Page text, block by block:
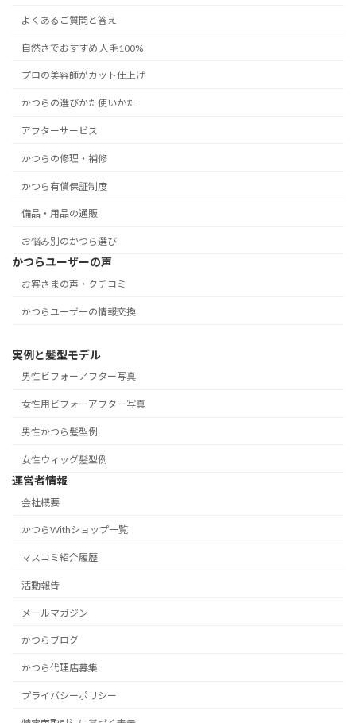
よくあるご質問と答え
自然さでおすすめ 人毛100%
プロの美容師がカット仕上げ
かつらの選びかた使いかた
アフターサービス
かつらの修理・補修
かつら有償保証制度
備品・用品の通販
お悩み別のかつら選び
かつらユーザーの声
お客さまの声・クチコミ
かつらユーザーの情報交換
実例と髪型モデル
男性ビフォーアフター写真
女性用ビフォーアフター写真
男性かつら髪型例
女性ウィッグ髪型例
運営者情報
会社概要
かつらWithショップ一覧
マスコミ紹介履歴
活動報告
メールマガジン
かつらブログ
かつら代理店募集
プライバシーポリシー